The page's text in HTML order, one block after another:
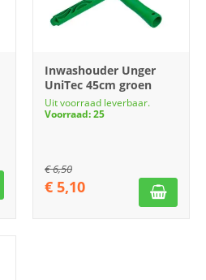
Inwashouder Unger
UniTec 45cm groen
Uit voorraad leverbaar.
Voorraad: 25
€6,50
€ 5,10